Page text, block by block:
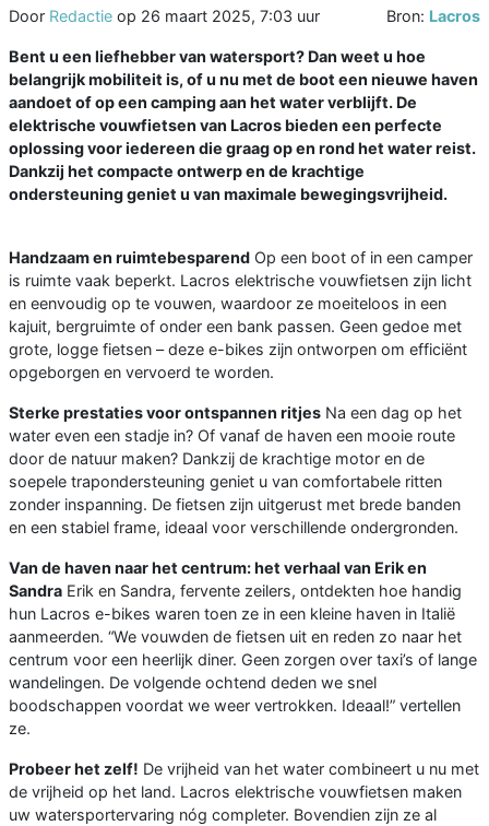
Door Redactie op 26 maart 2025, 7:03 uur Bron: Lacros
Bent u een liefhebber van watersport? Dan weet u hoe
belangrijk mobiliteit is, of u nu met de boot een nieuwe haven
aandoet of op een camping aan het water verblijft. De
elektrische vouwfietsen van Lacros bieden een perfecte
oplossing voor iedereen die graag op en rond het water reist.
Dankzij het compacte ontwerp en de krachtige
ondersteuning geniet u van maximale bewegingsvrijheid.
Handzaam en ruimtebesparend Op een boot of in een camper
is ruimte vaak beperkt. Lacros elektrische vouwfietsen zijn licht
en eenvoudig op te vouwen, waardoor ze moeiteloos in een
kajuit, bergruimte of onder een bank passen. Geen gedoe met
grote, logge fietsen – deze e-bikes zijn ontworpen om efficiënt
opgeborgen en vervoerd te worden.
Sterke prestaties voor ontspannen ritjes Na een dag op het
water even een stadje in? Of vanaf de haven een mooie route
door de natuur maken? Dankzij de krachtige motor en de
soepele trapondersteuning geniet u van comfortabele ritten
zonder inspanning. De fietsen zijn uitgerust met brede banden
en een stabiel frame, ideaal voor verschillende ondergronden.
Van de haven naar het centrum: het verhaal van Erik en
Sandra Erik en Sandra, fervente zeilers, ontdekten hoe handig
hun Lacros e-bikes waren toen ze in een kleine haven in Italië
aanmeerden. “We vouwden de fietsen uit en reden zo naar het
centrum voor een heerlijk diner. Geen zorgen over taxi’s of lange
wandelingen. De volgende ochtend deden we snel
boodschappen voordat we weer vertrokken. Ideaal!” vertellen
ze.
Probeer het zelf! De vrijheid van het water combineert u nu met
de vrijheid op het land. Lacros elektrische vouwfietsen maken
uw watersportervaring nóg completer. Bovendien zijn ze al